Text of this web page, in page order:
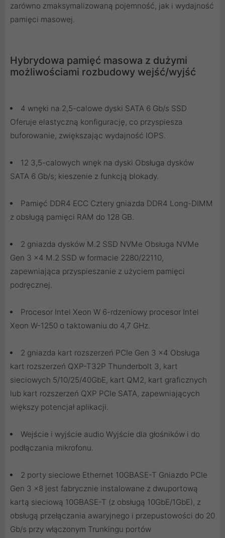
zarówno zmaksymalizowaną pojemność, jak i wydajność
pamięci masowej.
Hybrydowa pamięć masowa z dużymi
możliwościami rozbudowy wejść/wyjść
4 wnęki na 2,5-calowe dyski SATA 6 Gb/s SSD
Oferuje elastyczną konfigurację, co przyspiesza
buforowanie, zwiększając wydajność IOPS.
12 3,5-calowych wnęk na dyski Obsługa dysków
SATA 6 Gb/s; kieszenie z funkcją blokady.
Pamięć DDR4 ECC Cztery gniazda DDR4 Long-DIMM
z obsługą pamięci RAM do 128 GB.
2 gniazda dysków M.2 SSD NVMe Obsługa NVMe
Gen 3 x4 M.2 SSD w formacie 2280/22110,
zapewniająca przyspieszanie z użyciem pamięci
podręcznej.
Procesor Intel Xeon W 6-rdzeniowy procesor Intel
Xeon W-1250 o taktowaniu do 4,7 GHz.
2 gniazda kart rozszerzeń PCIe Gen 3 x4 Obsługa
kart rozszerzeń QXP-T32P Thunderbolt 3, kart
sieciowych 5/10/25/40GbE, kart QM2, kart graficznych
lub kart rozszerzeń QXP PCIe SATA, zapewniających
większy potencjał aplikacji.
Wejście i wyjście audio Wyjście dla głośników i do
podłączania mikrofonu.
2 porty sieciowe Ethernet 10GBASE-T Gniazdo PCIe
Gen 3 x8 jest fabrycznie instalowane z dwuportową
kartą sieciową 10GBASE-T (z obsługą 10GbE/1GbE), z
obsługą przełączania awaryjnego i przepustowości do 20
Gb/s przy włączonym Trunkingu portów